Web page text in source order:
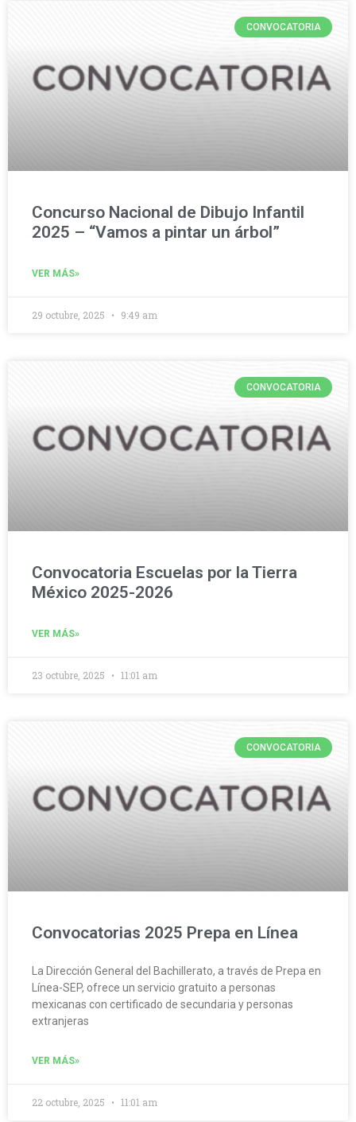
CONVOCATORIA
Concurso Nacional de Dibujo Infantil
2025 – “Vamos a pintar un árbol”
VER MÁS»
29 octubre, 2025 9:49 am
CONVOCATORIA
Convocatoria Escuelas por la Tierra
México 2025-2026
VER MÁS»
23 octubre, 2025 11:01 am
CONVOCATORIA
Convocatorias 2025 Prepa en Línea
La Dirección General del Bachillerato, a través de Prepa en
Línea-SEP, ofrece un servicio gratuito a personas
mexicanas con certificado de secundaria y personas
extranjeras
VER MÁS»
22 octubre, 2025 11:01 am